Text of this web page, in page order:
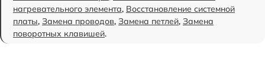
нагревательного элемента, Восстановление системной
платы, Замена проводов, Замена петлей, Замена
поворотных клавишей.